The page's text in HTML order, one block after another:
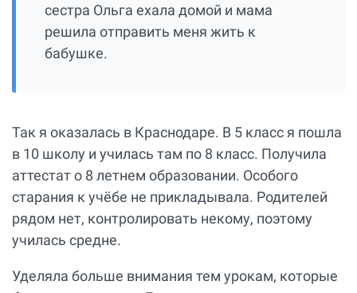
сестра Ольга ехала домой и мама
решила отправить меня жить к
бабушке.
Так я оказалась в Краснодаре. В 5 класс я пошла
в 10 школу и училась там по 8 класс. Получила
аттестат о 8 летнем образовании. Особого
старания к учёбе не прикладывала. Родителей
рядом нет, контролировать некому, поэтому
училась средне.
Уделяла больше внимания тем урокам, которые